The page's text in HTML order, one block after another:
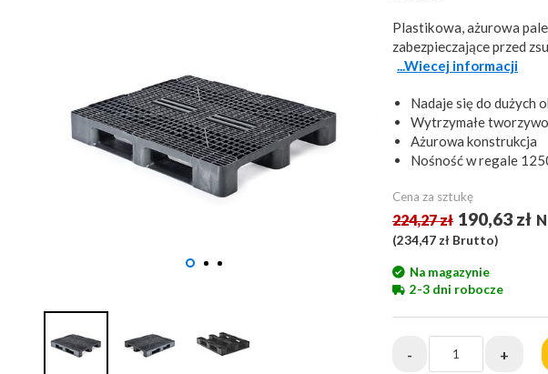
Plastikowa, ażurowa
zabezpieczające przed
...Wiecej informacji
Nadaje się do dużych
Wytrzymałe tworzywo
Ażurowa konstrukcja
Nośność w regale
Cena za sztukę
224,27 zł 190,63 zł
(234,47 zł Brutto)
Na magazynie
2-3 dni robocze
- +